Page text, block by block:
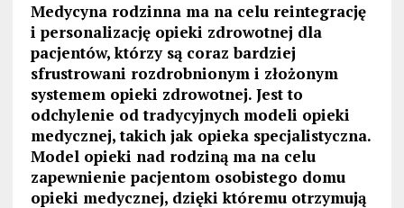
Medycyna rodzinna ma na celu reintegrację
i personalizację opieki zdrowotnej dla
pacjentów, którzy są coraz bardziej
sfrustrowani rozdrobnionym i złożonym
systemem opieki zdrowotnej. Jest to
odchylenie od tradycyjnych modeli opieki
medycznej, takich jak opieka specjalistyczna.
Model opieki nad rodziną ma na celu
zapewnienie pacjentom osobistego domu
opieki medycznej, dzięki któremu otrzymują